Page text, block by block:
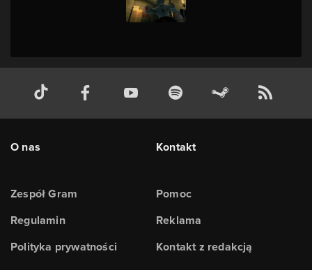
O nas
Zespół Gram
Regulamin
Polityka prywatności
Kontakt
Pomoc
Reklama
Kontakt z redakcją